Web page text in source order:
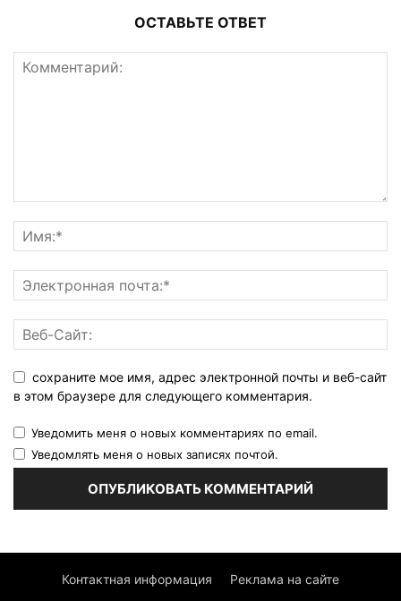
ОСТАВЬТЕ ОТВЕТ
сохраните мое имя, адрес электронной почты и веб-сайт
в этом браузере для следующего комментария.
Уведомить меня о новых комментариях по email.
Уведомлять меня о новых записях почтой.
Контактная информация Реклама на сайте